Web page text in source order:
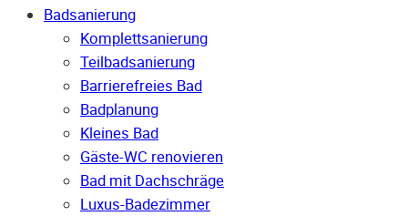
Badsanierung
Komplettsanierung
Teilbadsanierung
Barrierefreies Bad
Badplanung
Kleines Bad
Gäste-WC renovieren
Bad mit Dachschräge
Luxus-Badezimmer